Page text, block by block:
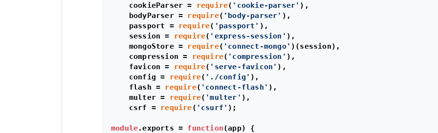
    cookieParser =
require( 'cookie-parser' ),
    bodyParser =
require( 'body-parser' ),
    passport =
require( 'passport' ),
    session =
require( 'express-session' ),
    mongoStore =
require( 'connect-mongo' )(session),
    compression =
require( 'compression' ),
    favicon =
require( 'serve-favicon' ),
    config =
require( './config' ),
    flash =
require( 'connect-flash' ),
    multer =
require( 'multer' ),
    csrf =
require( 'csurf' );
module.exports = function(app) {